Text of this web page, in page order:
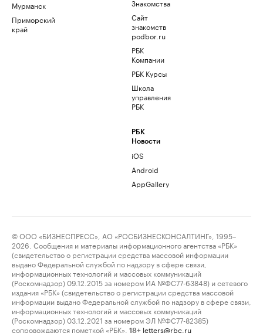
Мурманск
Приморский
край
Знакомства
Сайт
знакомств
podbor.ru
РБК
Компании
РБК Курсы
Школа
управления
РБК
РБК
Новости
iOS
Android
AppGallery
© ООО «БИЗНЕСПРЕСС», АО «РОСБИЗНЕСКОНСАЛТИНГ», 1995–
2026. Сообщения и материалы информационного агентства «РБК»
(свидетельство о регистрации средства массовой информации
выдано Федеральной службой по надзору в сфере связи,
информационных технологий и массовых коммуникаций
(Роскомнадзор) 09.12.2015 за номером ИА №ФС77-63848) и сетевого
издания «РБК» (свидетельство о регистрации средства массовой
информации выдано Федеральной службой по надзору в сфере связи,
информационных технологий и массовых коммуникаций
(Роскомнадзор) 03.12.2021 за номером ЭЛ №ФС77-82385)
сопровождаются пометкой «РБК».
18+ letters@rbc.ru